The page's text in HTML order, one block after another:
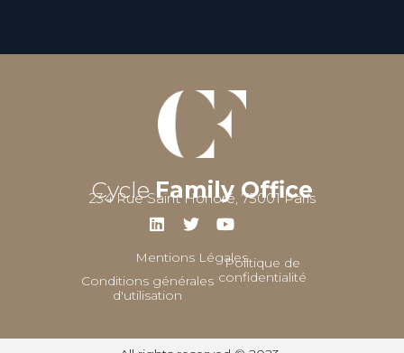
CycleFamily Office
234 Rue Saint Honoré, 75001 Paris
Mentions Légales
Conditions générales
d'utilisation
Politique de
confidentialité